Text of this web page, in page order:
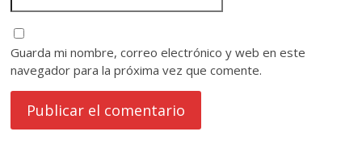
Guarda mi nombre, correo electrónico y web en este
navegador para la próxima vez que comente.